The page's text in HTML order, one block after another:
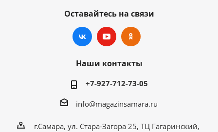
Оставайтесь на связи
Наши контакты
+7-927-712-73-05
info@magazinsamara.ru
г.Самара, ул. Стара-Загора 25, ТЦ Гагаринский,